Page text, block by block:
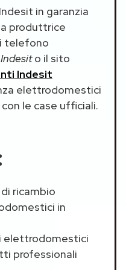
in garanzia
produttrice
telefono
o il sito
Indesit
elettrodomestici
le case ufficiali.
ricambio
in
elettrodomestici
professionali